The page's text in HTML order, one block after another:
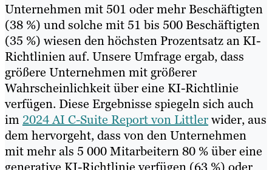
Unternehmen mit 501 oder mehr Beschäftigten
(38 %) und solche mit 51 bis 500 Beschäftigten
(35 %) wiesen den höchsten Prozentsatz an KI-
Richtlinien auf. Unsere Umfrage ergab, dass
größere Unternehmen mit größerer
Wahrscheinlichkeit über eine KI-Richtlinie
verfügen. Diese Ergebnisse spiegeln sich auch
im 2024 AI C-Suite Report von Littlerwider, aus
dem hervorgeht, dass von den Unternehmen
mit mehr als 5 000 Mitarbeitern 80 % über eine